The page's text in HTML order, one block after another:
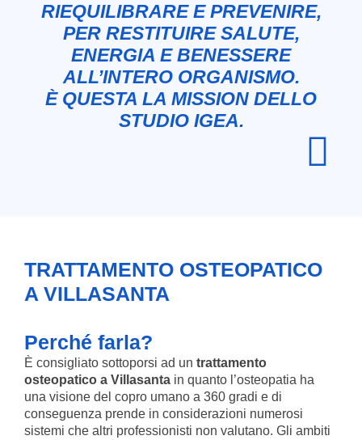
RIEQUILIBRARE E PREVENIRE,
PER RESTITUIRE SALUTE,
ENERGIA E BENESSERE
ALL’INTERO ORGANISMO.
È QUESTA LA MISSION DELLO
STUDIO IGEA.
TRATTAMENTO OSTEOPATICO
A VILLASANTA
Perché farla?
È consigliato sottoporsi ad un trattamento
osteopatico a Villasanta in quanto l’osteopatia ha
una visione del copro umano a 360 gradi e di
conseguenza prende in considerazioni numerosi
sistemi che altri professionisti non valutano. Gli ambiti